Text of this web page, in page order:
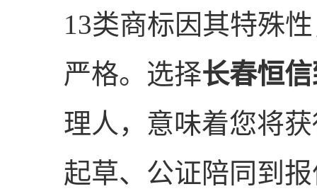
13类商标因其特殊
严格。选择长春恒
理人，意味着您将
起草、公证陪同到